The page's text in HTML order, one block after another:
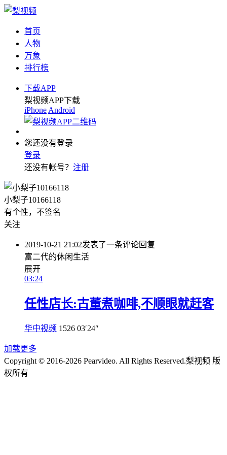
首页
人物
万象
排行榜
下载APP
梨视频APP下载
iPhone Android
您还没有登录
登录
还没有帐号？ 注册
小梨子10166118
有个性，不签名
关注
2019-10-21 21:02发表了一条评论回复
富二代的休闲生活
展开
03:24
任性店长:古董煮咖啡,不顺眼就赶客
华中视频 1526 03′24″
加载更多
Copyright © 2016-2026 Pearvideo. All Rights Reserved.梨视频 版
权所有